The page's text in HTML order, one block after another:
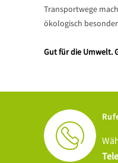
Transportwege
ökologisch
Gut für die Umwelt.